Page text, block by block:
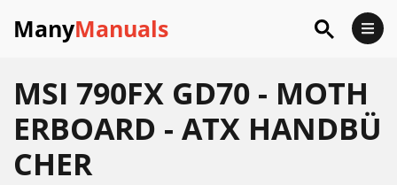
ManyManuals
MSI 790FX GD70 - MOTH
ERBOARD - ATX HANDBÜ
CHER